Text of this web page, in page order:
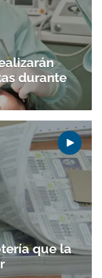
durante
que la